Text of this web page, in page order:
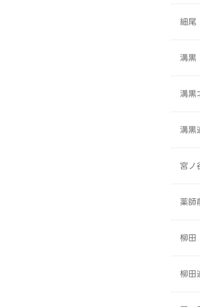
細尾
溝黒
溝黒
溝黒
宮ノ
薬師
柳田
柳田